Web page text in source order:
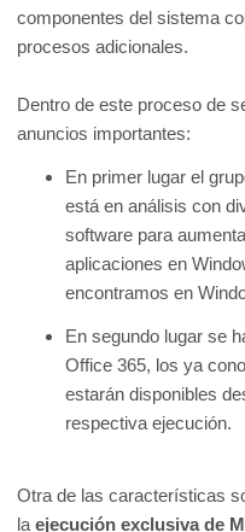
componentes del sistema
procesos adicionales.
Dentro de este proceso de
anuncios importantes:
En primer lugar el
está en análisis con
software para
aplicaciones en
encontramos en
En segundo lugar se
Office 365, los ya
estarán disponibles
respectiva ejecución.
Otra de las características
la ejecución exclusiva de